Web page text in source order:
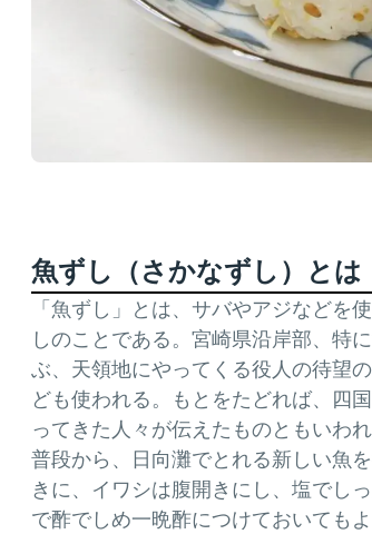
魚ずし（さかなずし）とは
「魚ずし」とは、サバやアジなどを
しのことである。宮崎県沿岸部、特
ぶ、天領地にやってくる役人の待望
ども使われる。もとをたどれば、四
ってきた人々が伝えたものともいわ
普段から、日向灘でとれる新しい魚
きに、イワシは腹開きにし、塩でし
で酢でしめ一晩酢につけておいてもよ